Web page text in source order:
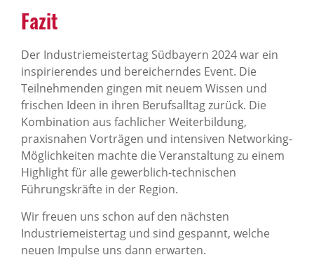
Fazit
Der Industriemeistertag Südbayern 2024 war ein
inspirierendes und bereicherndes Event. Die
Teilnehmenden gingen mit neuem Wissen und
frischen Ideen in ihren Berufsalltag zurück. Die
Kombination aus fachlicher Weiterbildung,
praxisnahen Vorträgen und intensiven Networking-
Möglichkeiten machte die Veranstaltung zu einem
Highlight für alle gewerblich-technischen
Führungskräfte in der Region.
Wir freuen uns schon auf den nächsten
Industriemeistertag und sind gespannt, welche
neuen Impulse uns dann erwarten.